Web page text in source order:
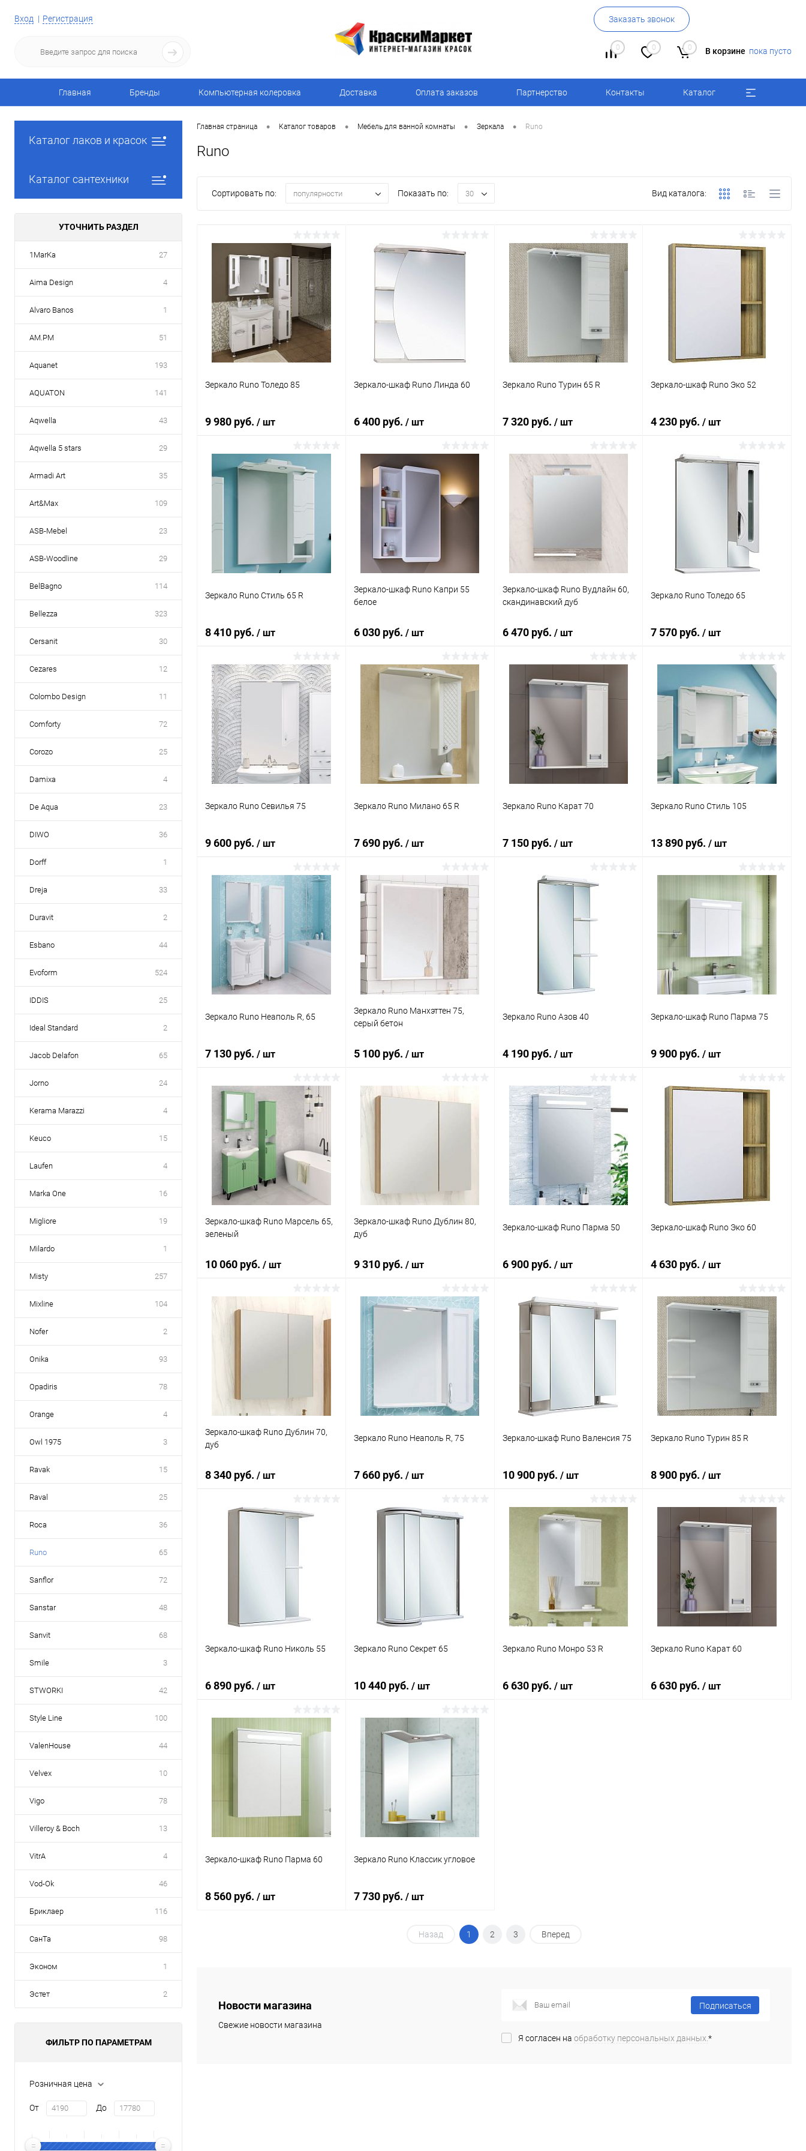
Вход Регистрация Заказать звонок
0 0 0 В корзине пока пусто
Главная Бренды Компьютерная колеровка Доставка Оплата заказов Партнерство Контакты Каталог
Каталог лаков и красок
Каталог сантехники
УТОЧНИТЬ РАЗДЕЛ
1MarKa 27
Aima Design 4
Alvaro Banos 1
AM.PM 51
Aquanet 193
AQUATON 141
Aqwella 43
Aqwella 5 stars 29
Armadi Art 35
Art&Max 109
ASB-Mebel 23
ASB-Woodline 29
BelBagno 114
Bellezza 323
Cersanit 30
Cezares 12
Colombo Design 11
Comforty 72
Corozo 25
Damixa 4
De Aqua 23
DIWO 36
Dorff 1
Dreja 33
Duravit 2
Esbano 44
Evoform 524
IDDIS 25
Ideal Standard 2
Jacob Delafon 65
Jorno 24
Kerama Marazzi 4
Keuco 15
Laufen 4
Marka One 16
Migliore 19
Milardo 1
Misty 257
Mixline 104
Nofer 2
Onika 93
Opadiris 78
Orange 4
Owl 1975 3
Ravak 15
Raval 25
Roca 36
Runo 65
Sanflor 72
Sanstar 48
Sanvit 68
Smile 3
STWORKI 42
Style Line 100
ValenHouse 44
Velvex 10
Vigo 78
Villeroy & Boch 13
VitrA 4
Vod-Ok 46
Бриклаер 116
СанТа 98
Эконом 1
Эстет 2
ФИЛЬТР ПО ПАРАМЕТРАМ
Розничная цена
От До
Главная страница • Каталог товаров • Мебель для ванной комнаты • Зеркала • Runo
Runo
Сортировать по: популярности Показать по: 30 Вид каталога:
Зеркало Runo Толедо 85
9 980 руб. / шт
В корзину
Сравнение
В избранное
Зеркало-шкаф Runo Линда 60
6 400 руб. / шт
Подписаться
Купить в 1 клик Сравнение
В избранное
Зеркало Runo Турин 65 R
7 320 руб. / шт
В корзину
Купить в 1 клик
Зеркало-шкаф Runo Эко 52
4 230 руб./ шт
В корзину
Сравнение
Под заказ
Зеркало Runo Стиль 65 R
8 410 руб. / шт
В корзину
Купить в 1 клик Сравнение
В избранное Под заказ
Зеркало-шкаф Runo Капри 55
белое
6 030 руб. / шт
В корзину
Сравнение
Под заказ
Зеркало-шкаф Runo Вудлайн 60,
скандинавский дуб
6 470 руб. / шт
В корзину
В избранное
Зеркало Runo Толедо 65
7 570 руб./ шт
В корзину
Купить в 1 клик Сравнение
В избранное Под заказ
Зеркало Runo Севилья 75
9 600 руб. / шт
Купить в 1 клик Сравнение
В избранное Под заказ
Зеркало Runo Милано 65 R
7 690 руб. / шт
В корзину
Сравнение
В избранное Под заказ
Зеркало Runo Карат 70
7 150 руб. / шт
В корзину
Сравнение
Зеркало Runo Стиль 105
13 890 руб./ шт
Сравнение
В избранное Под заказ
Зеркало Runo Неаполь R, 65
7 130 руб. / шт
В корзину
Купить в 1 клик
В избранное Под заказ
Зеркало Runo Манхэттен 75,
серый бетон
5 100 руб. / шт
В корзину
Зеркало Runo Азов 40
4 190 руб. / шт
В корзину
Купить в 1 клик Сравнение
В избранное Под заказ
Зеркало-шкаф Runo Парма 75
9 900 руб./ шт
В корзину
Сравнение
Под заказ
Зеркало-шкаф Runo Марсель 65,
зеленый
10 060 руб. / шт
В корзину
Зеркало-шкаф Runo Дублин 80,
дуб
9 310 руб. / шт
В корзину
Купить в 1 клик Сравнение
Под заказ
Зеркало-шкаф Runo Парма 50
6 900 руб. / шт
В корзину
Зеркало-шкаф Runo Эко 60
4 630 руб./ шт
В корзину
Купить в 1 клик
В избранное
Зеркало-шкаф Runo Дублин 70,
дуб
8 340 руб. / шт
Зеркало Runo Неаполь R, 75
7 660 руб. / шт
Зеркало-шкаф Runo Валенсия 75
10 900 руб. / шт
В корзину
В избранное
Зеркало Runo Турин 85 R
8 900 руб./ шт
В корзину
В избранное
Зеркало-шкаф Runo Николь 55
6 890 руб. / шт
В корзину
Зеркало Runo Секрет 65
10 440 руб. / шт
В корзину
Зеркало Runo Монро 53 R
6 630 руб. / шт
Зеркало Runo Карат 60
6 630 руб./ шт
Зеркало-шкаф Runo Парма 60
8 560 руб. / шт
Зеркало Runo Классик угловое
7 730 руб. / шт
Назад 1 2 3 Вперед
Новости магазина
Свежие новости магазина
Подписаться
Я согласен на обработку персональных данных. *